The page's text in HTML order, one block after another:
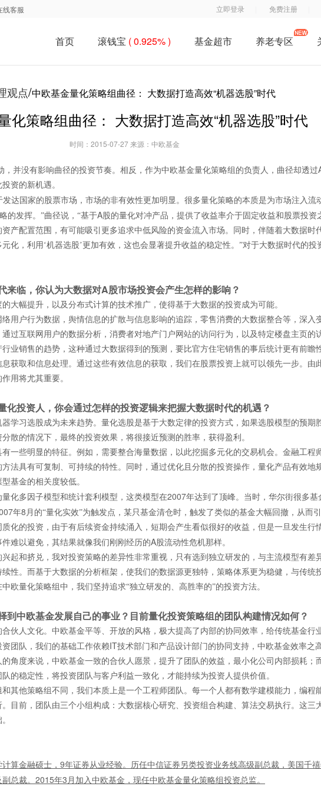
线客服 立即登录 免费注册
首页 滚钱宝 ( 0.925% ) 基金超市 养老专区
观点/中欧基金量化策略组曲径： 大数据打造高效“机器选股”时代
化策略组曲径： 大数据打造高效“机器选股”时代
时间：2015-07-27 来源：中欧基金
，并没有影响曲径的投资节奏。相反，作为中欧基金量化策略组的负责人，曲径却透过
资的新机遇。
达国家的股票市场，市场的非有效性更加明显。很多量化策略的本质是为市场注入流
的发挥。”曲径说，“基于A股的量化对冲产品，提供了收益率介于固定收益和股票投资
产配置范围，有可能吸引更多追求中低风险的资金流入市场。同时，伴随着大数据时
化，利用‘机器选股’更加有效，这也会显著提升收益的稳定性。”对于大数据时代的投
来临，你认为大数据对A股市场投资会产生怎样的影响？
大幅提升，以及分布式计算的技术推广，使得基于大数据的投资成为可能。
用户行为数据，舆情信息的扩散与信息影响的追踪，零售消费的大数据整合等，深入
过互联网用户的数据分析，消费者对地产门户网站的访问行为，以及特定楼盘主页的
业销售的趋势，这种通过大数据得到的预测，要比官方住宅销售的事后统计更有前瞻
获取和信息处理。通过这些有效信息的获取，我们在股票投资上就可以领先一步。由
用将尤其重要。
化投资人，你会通过怎样的投资逻辑来把握大数据时代的机遇？
学习选股成为未来趋势。量化选股是基于大数定律的投资方式，如果选股模型的预期
散的情况下，最终的投资效果，将很接近预测的胜率，获得盈利。
一些明显的特征。例如，需要整合海量数据，以此挖掘多元化的交易机会。金融工程
法具有可复制、可持续的特性。同时，通过优化且分散的投资操作，量化产品有效地
基金的相关度较低。
化多因子模型和统计套利模型，这类模型在2007年达到了顶峰。当时，华尔街很多基
年8 月的“量化实效”为触发点，某只基金清仓时，触发了类似的基金大幅回撤，从而
化的投资，由于有后续资金持续涌入，短期会产生看似很好的收益，但是一旦发生行
难以避免，其结果就像我们刚刚经历的A股流动性危机那样。
起和挤兑，我对投资策略的差异性非常重视，只有选到独立研发的，与主流模型有差
性。而基于大数据的分析框架，使我们的数据源更独特，策略体系更为稳健，与传统
欧量化策略组中，我们坚持追求“独立研发的、高胜率的”的投资方法。
到中欧基金发展自己的事业？目前量化投资策略组的团队构建情况如何？
伙人文化。中欧基金平等、开放的风格，极大提高了内部的协同效率，给传统基金行
团队，我们的基础工作依赖IT技术部门和产品设计部门的协同支持，中欧基金效率之
角度来说，中欧基金一致的合伙人愿景，提升了团队的效益，最小化公司内部损耗；
的稳定性，将投资团队与客户利益一致化，才能持续为投资人提供价值。
其他策略组不同，我们本质上是一个工程师团队。每一个人都有数学建模能力，编程
目前，团队由三个小组构成：大数据核心研究、投资组合构建、算法交易执行。这三
算金融硕士， 9年证券从业经验。历任中信证券另类投资业务线高级副总裁，美国千
总裁。 2015年3 月加入中欧基金，现任中欧基金量化策略组投资总监。